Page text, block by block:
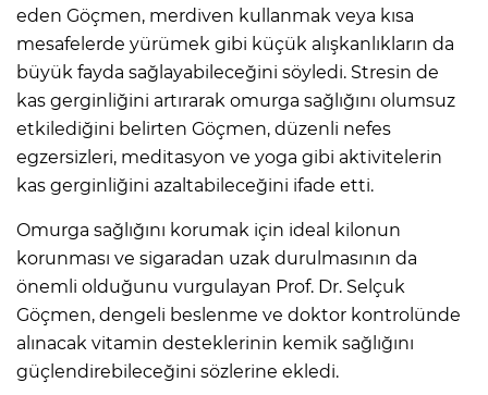
eden Göçmen, merdiven kullanmak veya kısa
mesafelerde yürümek gibi küçük alışkanlıkların da
büyük fayda sağlayabileceğini söyledi. Stresin de
kas gerginliğini artırarak omurga sağlığını olumsuz
etkilediğini belirten Göçmen, düzenli nefes
egzersizleri, meditasyon ve yoga gibi aktivitelerin
kas gerginliğini azaltabileceğini ifade etti.
Omurga sağlığını korumak için ideal kilonun
korunması ve sigaradan uzak durulmasının da
önemli olduğunu vurgulayan Prof. Dr. Selçuk
Göçmen, dengeli beslenme ve doktor kontrolünde
alınacak vitamin desteklerinin kemik sağlığını
güçlendirebileceğini sözlerine ekledi.